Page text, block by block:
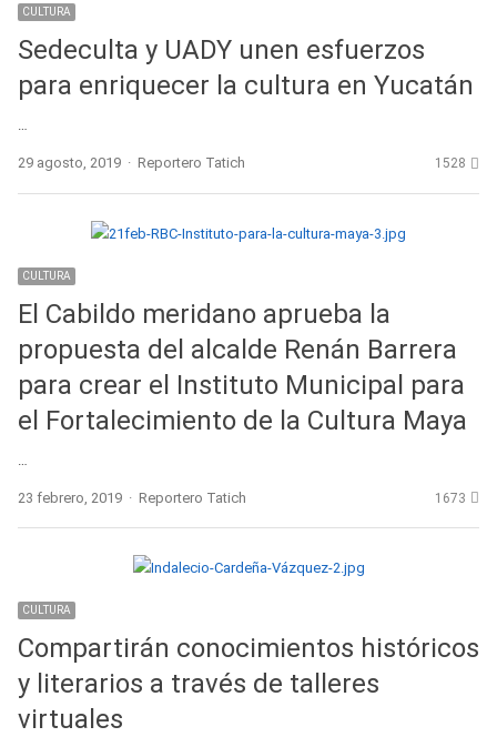
CULTURA
Sedeculta y UADY unen esfuerzos
para enriquecer la cultura en Yucatán
29 agosto, 2019 Author
Reportero Tatich 1528
CULTURA
El Cabildo meridano aprueba la
propuesta del alcalde Renán Barrera
para crear el Instituto Municipal para
el Fortalecimiento de la Cultura Maya
23 febrero, 2019 Author
Reportero Tatich 1673
CULTURA
Compartirán conocimientos históricos
y literarios a través de talleres
virtuales